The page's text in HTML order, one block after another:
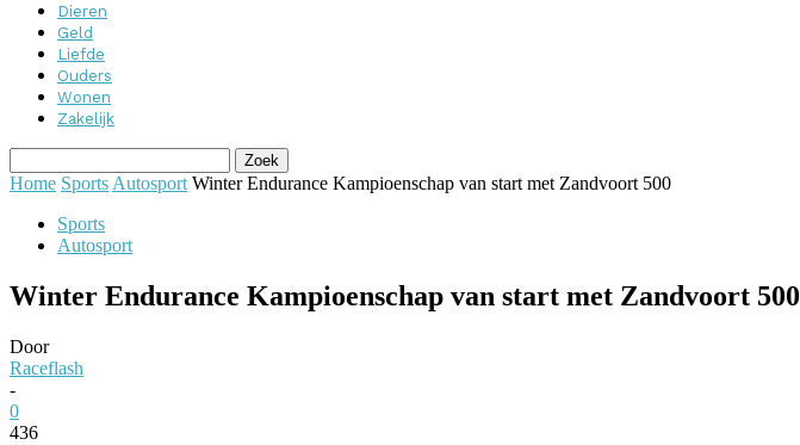
Dieren
Geld
Liefde
Ouders
Wonen
Zakelijk
Home Sports Autosport Winter Endurance Kampioenschap van start met Zandvoort 500
Sports
Autosport
Winter Endurance Kampioenschap van start met Zandvoort 500
Door
Raceflash
-
0
436